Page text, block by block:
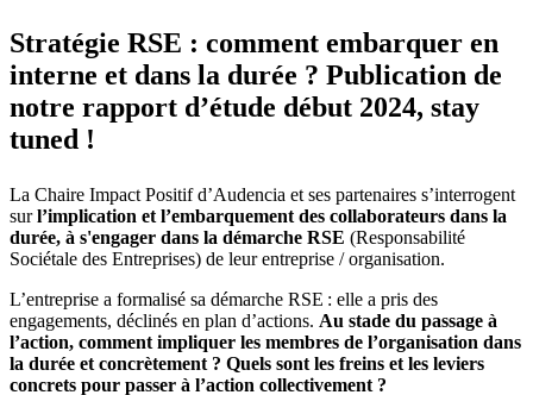
Stratégie RSE : comment embarquer en
interne et dans la durée ? Publication de
notre rapport d’étude début 2024, stay
tuned !
La Chaire Impact Positif d’Audencia et ses partenaires s’interrogent
surl’implication et l’embarquement des collaborateurs dans la
durée, à s'engager dans la démarche RSE (Responsabilité
Sociétale des Entreprises) de leur entreprise / organisation.
L’entreprise a formalisé sa démarche RSE : elle a pris des
engagements, déclinés en plan d’actions. Au stade du passage à
l’action, comment impliquer les membres de l’organisation dans
la durée et concrètement ? Quels sont les freins et les leviers
concrets pour passer à l’action collectivement ?